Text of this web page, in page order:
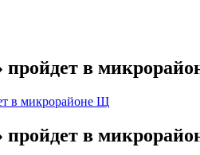
пройдет в
пройдет в